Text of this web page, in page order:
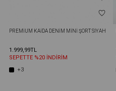
PREMIUM KAIDA DENIM MINI ŞORT SIYAH
1.999,99TL
SEPETTE %20 İNDİRİM
+3